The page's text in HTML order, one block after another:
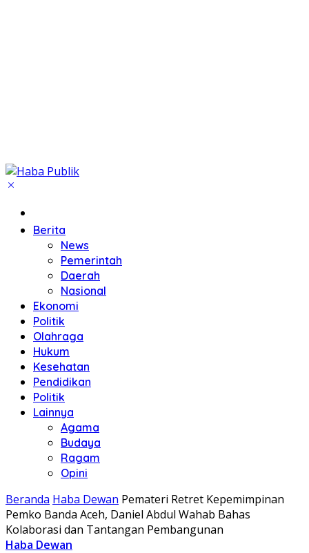
Berita
News
Pemerintah
Daerah
Nasional
Ekonomi
Politik
Olahraga
Hukum
Kesehatan
Pendidikan
Politik
Lainnya
Agama
Budaya
Ragam
Opini
Beranda Haba Dewan Pemateri Retret Kepemimpinan
Pemko Banda Aceh, Daniel Abdul Wahab Bahas
Kolaborasi dan Tantangan Pembangunan
Haba Dewan